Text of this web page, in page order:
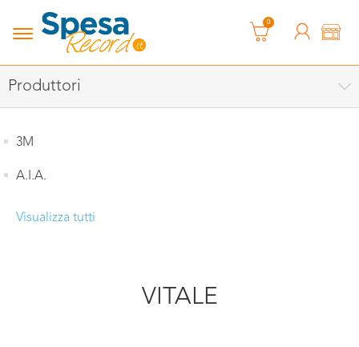
0
Produttori
3M
A.I.A.
Visualizza tutti
VITALE